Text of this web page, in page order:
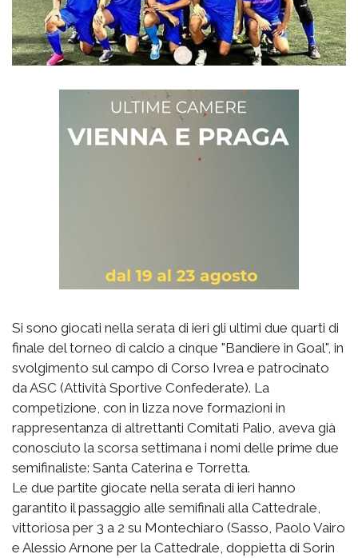
Si sono giocati nella serata di ieri gli ultimi due quarti di
finale del torneo di calcio a cinque "Bandiere in Goal", in
svolgimento sul campo di Corso Ivrea e patrocinato
da ASC (Attività Sportive Confederate). La
competizione, con in lizza nove formazioni in
rappresentanza di altrettanti Comitati Palio, aveva già
conosciuto la scorsa settimana i nomi delle prime due
semifinaliste: Santa Caterina e Torretta.
Le due partite giocate nella serata di ieri hanno
garantito il passaggio alle semifinali alla Cattedrale,
vittoriosa per 3 a 2 su Montechiaro (Sasso, Paolo Vairo
e Alessio Arnone per la Cattedrale, doppietta di Sorin